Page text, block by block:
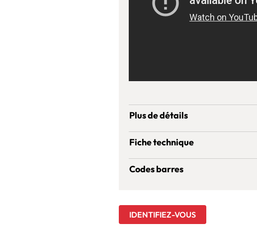
Plus de détails
Fiche technique
Codes barres
IDENTIFIEZ-VOUS